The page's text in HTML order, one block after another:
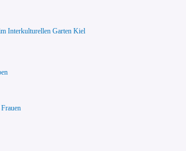
Interkulturellen Garten Kiel